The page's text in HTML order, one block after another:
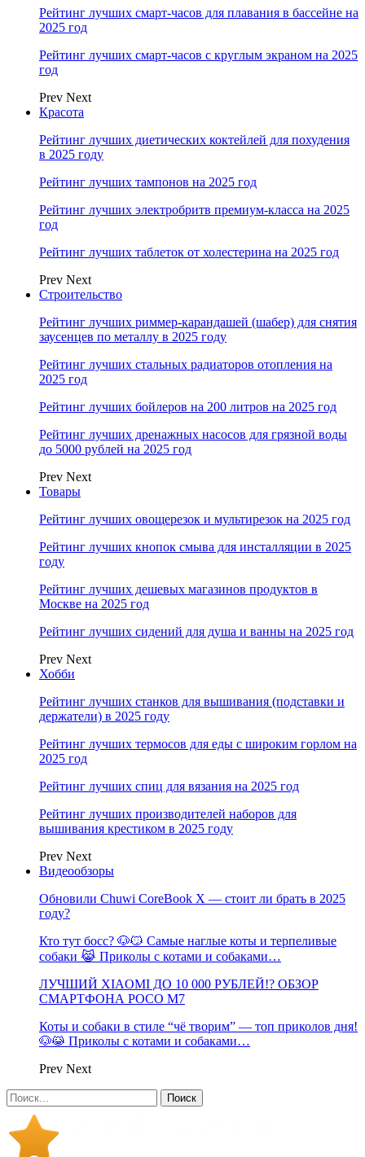
Рейтинг лучших смарт-часов для плавания в бассейне на
2025 год
Рейтинг лучших смарт-часов с круглым экраном на 2025
год
Prev Next
Красота
Рейтинг лучших диетических коктейлей для похудения
в 2025 году
Рейтинг лучших тампонов на 2025 год
Рейтинг лучших электробритв премиум-класса на 2025
год
Рейтинг лучших таблеток от холестерина на 2025 год
Prev Next
Строительство
Рейтинг лучших риммер-карандашей (шабер) для снятия
заусенцев по металлу в 2025 году
Рейтинг лучших стальных радиаторов отопления на
2025 год
Рейтинг лучших бойлеров на 200 литров на 2025 год
Рейтинг лучших дренажных насосов для грязной воды
до 5000 рублей на 2025 год
Prev Next
Товары
Рейтинг лучших овощерезок и мультирезок на 2025 год
Рейтинг лучших кнопок смыва для инсталляции в 2025
году
Рейтинг лучших дешевых магазинов продуктов в
Москве на 2025 год
Рейтинг лучших сидений для душа и ванны на 2025 год
Prev Next
Хобби
Рейтинг лучших станков для вышивания (подставки и
держатели) в 2025 году
Рейтинг лучших термосов для еды с широким горлом на
2025 год
Рейтинг лучших спиц для вязания на 2025 год
Рейтинг лучших производителей наборов для
вышивания крестиком в 2025 году
Prev Next
Видеообзоры
Обновили Chuwi CoreBook X — стоит ли брать в 2025
году?
Кто тут босс? 🐶😼 Самые наглые коты и терпеливые
собаки 😹 Приколы с котами и собаками…
ЛУЧШИЙ XIAOMI ДО 10 000 РУБЛЕЙ!? ОБЗОР
СМАРТФОНА POCO M7
Коты и собаки в стиле “чё творим” — топ приколов дня!
🐶😹 Приколы с котами и собаками…
Prev Next